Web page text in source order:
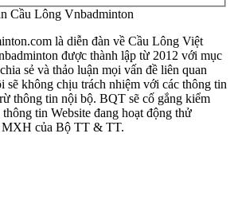
Cầu Lông Vnbadminton
là diễn đàn về Cầu Lông Việt
được thành lập từ 2012 với mục
sẻ và thảo luận mọi vấn đề liên quan
sẽ không chịu trách nhiệm với các thông tin
thông tin nội bộ. BQT sẽ cố gắng kiểm
thông tin Website đang hoạt động thử
MXH của Bộ TT & TT.